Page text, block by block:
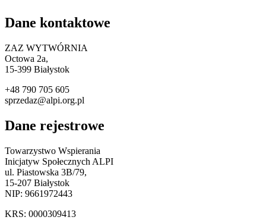
Dane kontaktowe
ZAZ WYTWÓRNIA
Octowa 2a,
15-399 Białystok
+48 790 705 605
sprzedaz@alpi.org.pl
Dane rejestrowe
Towarzystwo Wspierania
Inicjatyw Społecznych ALPI
ul. Piastowska 3B/79,
15-207 Białystok
NIP: 9661972443
KRS: 0000309413